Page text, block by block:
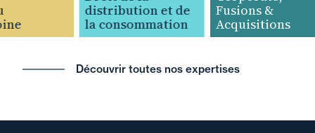
distribution et de
la consommation
Fusions &
Acquisitions
Découvrir toutes nos expertises